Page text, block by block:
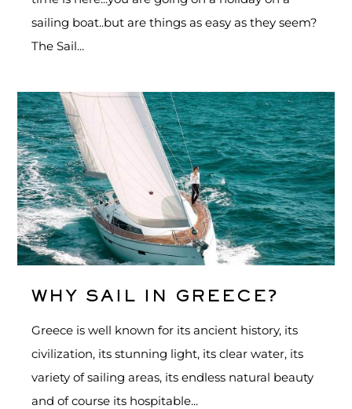
sailing boat..but are things as easy as they seem?
The Sail...
WHY SAIL IN GREECE?
Greece is well known for its ancient history, its
civilization, its stunning light, its clear water, its
variety of sailing areas, its endless natural beauty
and of course its hospitable...